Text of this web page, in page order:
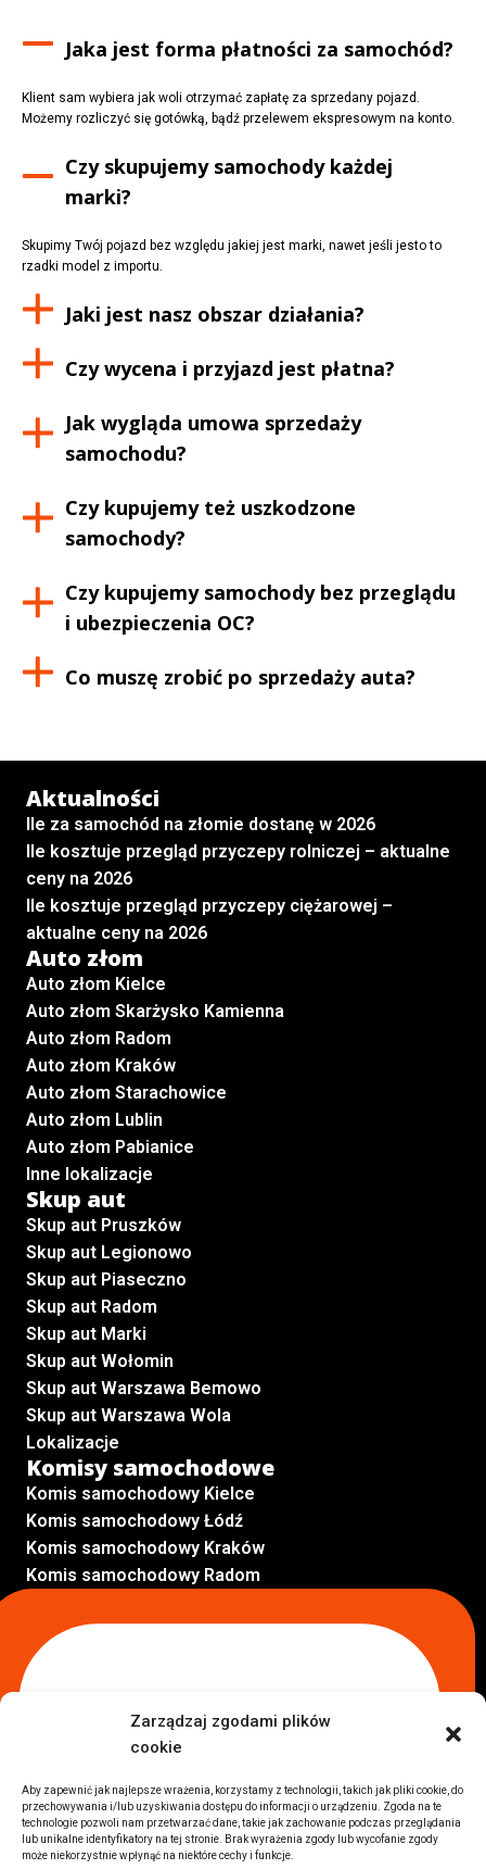
Zarządzaj zgodami plików
cookie
Aby zapewnić jak najlepsze wrażenia, korzystamy z technologii, takich jak pliki cookie, do
przechowywania i/lub uzyskiwania dostępu do informacji o urządzeniu. Zgoda na te
technologie pozwoli nam przetwarzać dane, takie jak zachowanie podczas przeglądania
lub unikalne identyfikatory na tej stronie. Brak wyrażenia zgody lub wycofanie zgody
może niekorzystnie wpłynąć na niektóre cechy i funkcje.
Jaka jest forma płatności za samochód?
Klient sam wybiera jak woli otrzymać zapłatę za sprzedany pojazd.
Możemy rozliczyć się gotówką, bądź przelewem ekspresowym na konto.
Czy skupujemy samochody każdej
marki?
Skupimy Twój pojazd bez względu jakiej jest marki, nawet jeśli jesto to
rzadki model z importu.
Jaki jest nasz obszar działania?
Czy wycena i przyjazd jest płatna?
Jak wygląda umowa sprzedaży
samochodu?
Czy kupujemy też uszkodzone
samochody?
Czy kupujemy samochody bez przeglądu
i ubezpieczenia OC?
Co muszę zrobić po sprzedaży auta?
Aktualności
Ile za samochód na złomie dostanę w 2026
Ile kosztuje przegląd przyczepy rolniczej – aktualne
ceny na 2026
Ile kosztuje przegląd przyczepy ciężarowej –
aktualne ceny na 2026
Auto złom
Auto złom Kielce
Auto złom Skarżysko Kamienna
Auto złom Radom
Auto złom Kraków
Auto złom Starachowice
Auto złom Lublin
Auto złom Pabianice
Inne lokalizacje
Skup aut
Skup aut Pruszków
Skup aut Legionowo
Skup aut Piaseczno
Skup aut Radom
Skup aut Marki
Skup aut Wołomin
Skup aut Warszawa Bemowo
Skup aut Warszawa Wola
Lokalizacje
Komisy samochodowe
Komis samochodowy Kielce
Komis samochodowy Łódź
Komis samochodowy Kraków
Komis samochodowy Radom
Komis samochodowy Opole
Komis samochodowy Lublin
Inne Lokalizacje
Auta z USA Rzeszów
Auta z USA Białystok
Auta z USA Kraków